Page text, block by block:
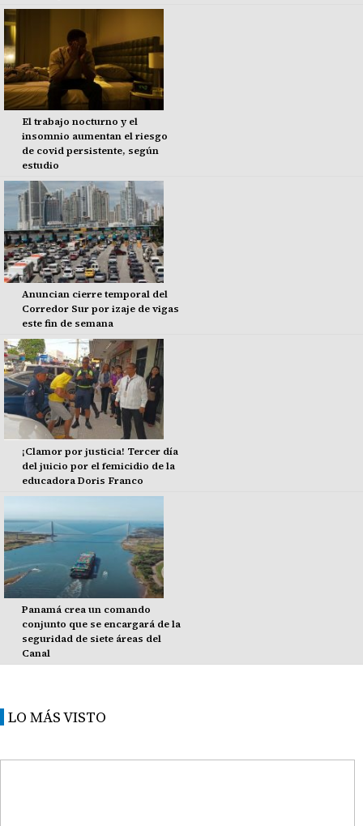
El trabajo nocturno y el
insomnio aumentan el riesgo
de covid persistente, según
estudio
Anuncian cierre temporal del
Corredor Sur por izaje de vigas
este fin de semana
¡Clamor por justicia! Tercer día
del juicio por el femicidio de la
educadora Doris Franco
Panamá crea un comando
conjunto que se encargará de la
seguridad de siete áreas del
Canal
LO MÁS VISTO